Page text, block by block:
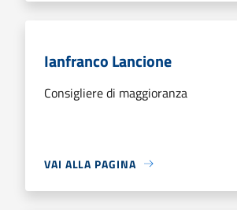
Ianfranco Lancione
Consigliere di maggioranza
VAI ALLA PAGINA